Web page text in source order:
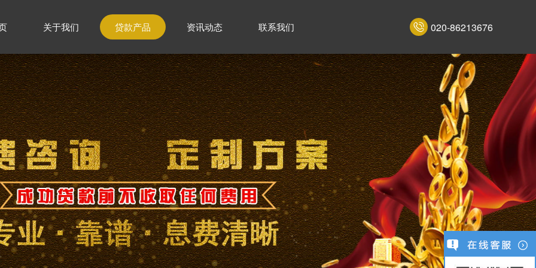
关于我们 贷款产品 资讯动态 联系我们 020-86213676